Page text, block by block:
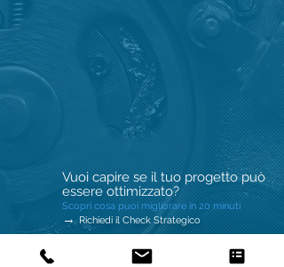
Vuoi capire se il tuo progetto può
essere ottimizzato?
Scopri cosa puoi migliorare in 20 minuti
→ Richiedi il Check Strategico
Copyrights © 2024 by Mondo Informatica